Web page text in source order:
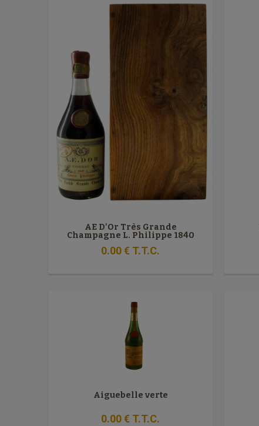
AE D'Or Très Grande
Champagne L. Philippe 1840
0.00€ T.T.C.
Aiguebelle verte
0.00€ T.T.C.